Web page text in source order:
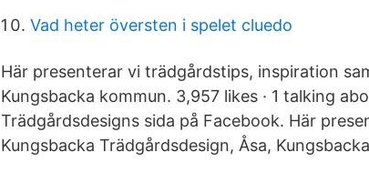
Vad heter översten i spelet cluedo
Här presenterar vi trädgårdstips, inspiration
Kungsbacka kommun. 3,957 likes · 1 talking
Trädgårdsdesigns sida på Facebook. Här
Kungsbacka Trädgårdsdesign, Åsa,